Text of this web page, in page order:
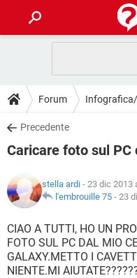
INTRATTENIMENTO
iOS
INSTAGRAM
HARDWARE
GUIDE
COVID-19
INSTAGRAM
TIKTOK
HARDWARE
DOWNLOAD
COVID-19
iOS
INSTAGRAM
TIKTOK
HARDWARE
COVID-19
INTRATTENIMENTO
iOS
INSTAGRAM
GLOSSARIO
COVID-19
INTRATTENIMENTO
iOS
Forum
Precedente
Caricare foto sul
stella ardi - 23 dic 2013
l'embrouille 75 - 23
CIAO A TUTTI, HO UN
FOTO SUL PC DAL MIO
GALAXY.METTO I
NIENTE.MI